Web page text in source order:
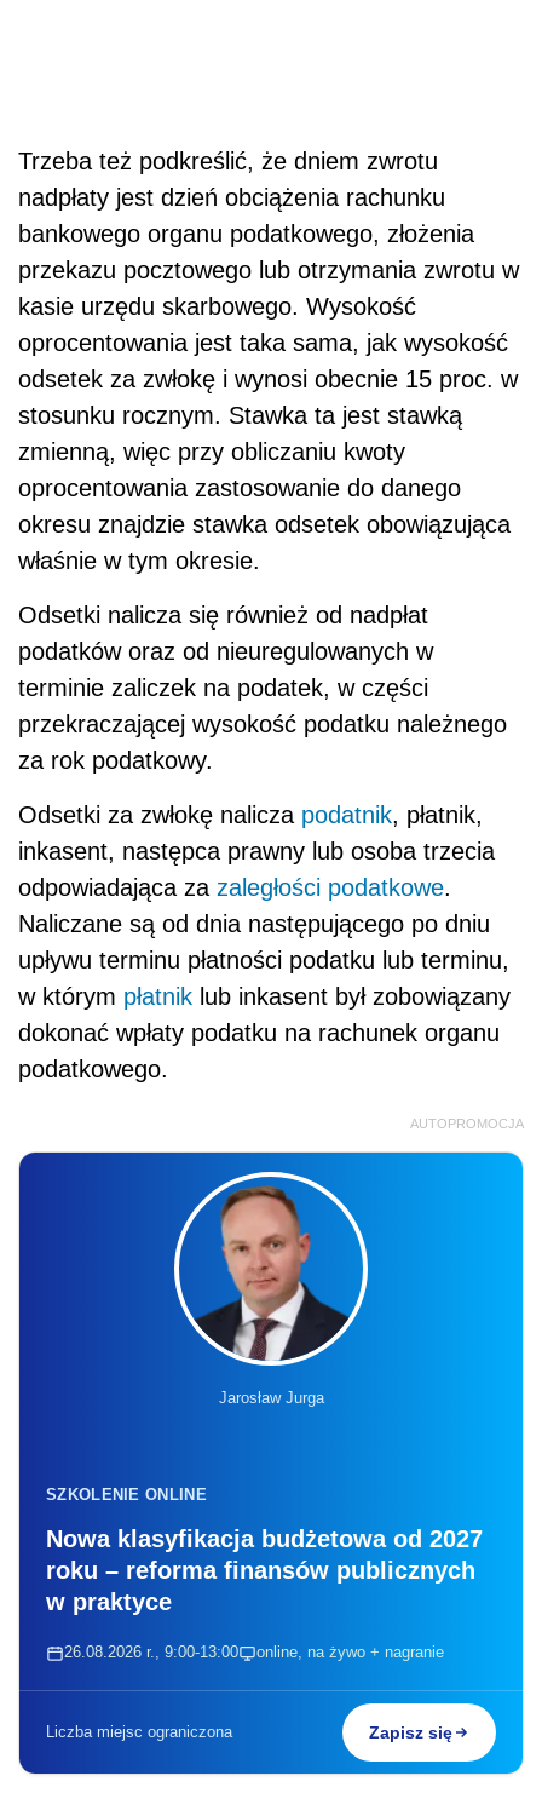
Trzeba też podkreślić, że dniem zwrotu
nadpłaty jest dzień obciążenia rachunku
bankowego organu podatkowego, złożenia
przekazu pocztowego lub otrzymania zwrotu w
kasie urzędu skarbowego. Wysokość
oprocentowania jest taka sama, jak wysokość
odsetek za zwłokę i wynosi obecnie 15 proc. w
stosunku rocznym. Stawka ta jest stawką
zmienną, więc przy obliczaniu kwoty
oprocentowania zastosowanie do danego
okresu znajdzie stawka odsetek obowiązująca
właśnie w tym okresie.
Odsetki nalicza się również od nadpłat
podatków oraz od nieuregulowanych w
terminie zaliczek na podatek, w części
przekraczającej wysokość podatku należnego
za rok podatkowy.
Odsetki za zwłokę nalicza podatnik, płatnik,
inkasent, następca prawny lub osoba trzecia
odpowiadająca za zaległości podatkowe.
Naliczane są od dnia następującego po dniu
upływu terminu płatności podatku lub terminu,
w którym płatnik lub inkasent był zobowiązany
dokonać wpłaty podatku na rachunek organu
podatkowego.
AUTOPROMOCJA
Jarosław Jurga
SZKOLENIE ONLINE
Nowa klasyfikacja budżetowa od 2027
roku – reforma finansów publicznych
w praktyce
26.08.2026 r., 9:00-13:00 online, na żywo + nagranie
Liczba miejsc ograniczona Zapisz się